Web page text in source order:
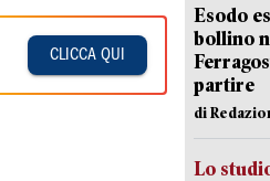
CLICCA QUI
Esodo
bollino
partire
di
Lo